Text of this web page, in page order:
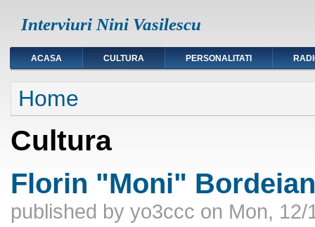
Interviuri Nini Vasilescu
ACASA CULTURA PERSONALITATI
You are here
Home
Cultura
Florin "Moni"
published by yo3ccc on Mon, 12/